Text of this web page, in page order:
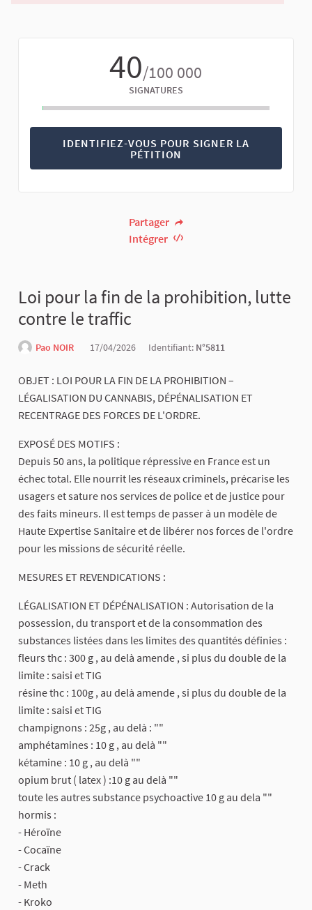
40/100 000
SIGNATURES
IDENTIFIEZ-VOUS POUR SIGNER LA
PÉTITION
Partager
Intégrer
Loi pour la fin de la prohibition, lutte
contre le traffic
Pao NOIR 17/04/2026 Identifiant: N°5811
OBJET : LOI POUR LA FIN DE LA PROHIBITION –
LÉGALISATION DU CANNABIS, DÉPÉNALISATION ET
RECENTRAGE DES FORCES DE L'ORDRE.
EXPOSÉ DES MOTIFS :
Depuis 50 ans, la politique répressive en France est un
échec total. Elle nourrit les réseaux criminels, précarise les
usagers et sature nos services de police et de justice pour
des faits mineurs. Il est temps de passer à un modèle de
Haute Expertise Sanitaire et de libérer nos forces de l'ordre
pour les missions de sécurité réelle.
MESURES ET REVENDICATIONS :
LÉGALISATION ET DÉPÉNALISATION : Autorisation de la
possession, du transport et de la consommation des
substances listées dans les limites des quantités définies :
fleurs thc : 300 g , au delà amende , si plus du double de la
limite : saisi et TIG
résine thc : 100g , au delà amende , si plus du double de la
limite : saisi et TIG
champignons : 25g , au delà : ""
amphétamines : 10 g , au delà ""
kétamine : 10 g , au delà ""
opium brut ( latex ) :10 g au delà ""
toute les autres substance psychoactive 10 g au dela ""
hormis :
- Héroïne
- Cocaïne
- Crack
- Meth
- Kroko